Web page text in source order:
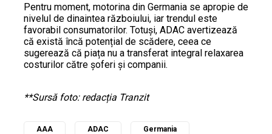
Pentru moment, motorina din Germania se apropie de
nivelul de dinaintea războiului, iar trendul este
favorabil consumatorilor. Totuși, ADAC avertizează
că există încă potențial de scădere, ceea ce
sugerează că piața nu a transferat integral relaxarea
costurilor către șoferi și companii.
**Sursă foto: redacția Tranzit
AAA ADAC Germania